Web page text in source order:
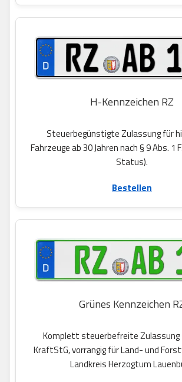
H-Kennzeichen RZ
Steuerbegünstigte Zulassung für
Fahrzeuge ab 30 Jahren nach § 9 Abs. 1
Status).
Bestellen
Grünes Kennzeichen
Komplett steuerbefreite Zulassung
KraftStG, vorrangig für Land- und
Landkreis Herzogtum